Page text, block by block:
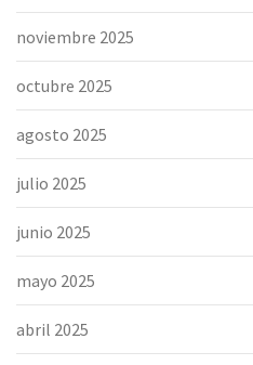
noviembre 2025
octubre 2025
agosto 2025
julio 2025
junio 2025
mayo 2025
abril 2025